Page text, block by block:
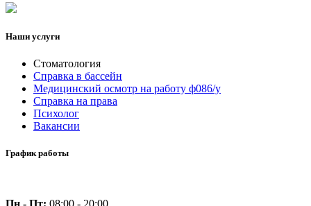
Наши услуги
Стоматология
Справка в бассейн
Медицинский осмотр на работу ф086/у
Справка на права
Психолог
Вакансии
График работы